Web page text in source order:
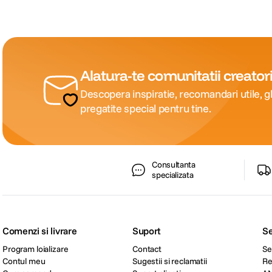
Alatura-te comunitatii
Descopera inspiratie, recomandari utile,
pregatite special pentru tine.
Consultanta
specializata
Comenzi si livrare
Program loializare
Contul meu
Suport
Contact
Sugestii si reclamatii